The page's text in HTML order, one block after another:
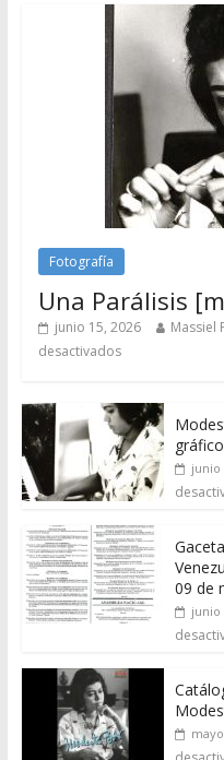
Fotografía
Una Parálisis
junio 15, 2026 Massiel
desactivados
junio
09 de
junio